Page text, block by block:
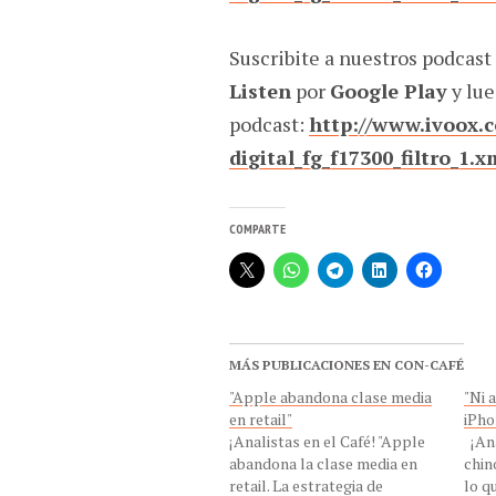
Suscribite a nuestros podcast
Listen por Google Playy
podcast: http://
COMPARTE
MÁS PUBLICACIONES EN CON-CAFÉ
"Apple abandona clase media
en retail"
¡Analistas en el Café! "Apple
abandona la clase media en
retail. La estrategia de
"Ni
lo